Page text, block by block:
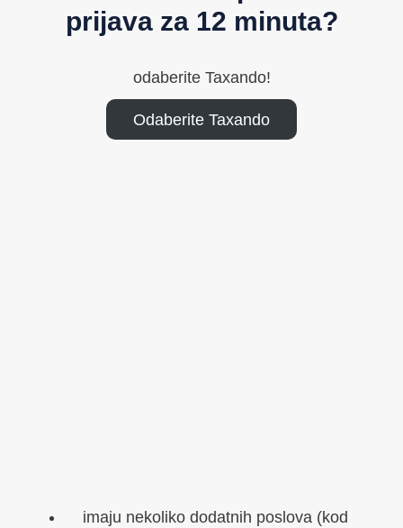
prijava za 12 minuta?
odaberite Taxando!
Odaberite Taxando
imaju nekoliko dodatnih poslova (kod